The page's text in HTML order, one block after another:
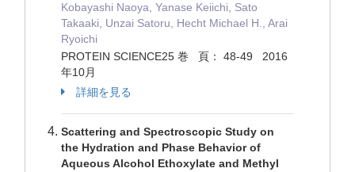
Kobayashi Naoya, Yanase Keiichi, Sato
Takaaki, Unzai Satoru, Hecht Michael H., Arai
Ryoichi
PROTEIN SCIENCE25 巻 頁： 48-49 2016
年10月
詳細を見る
Scattering and Spectroscopic Study on
the Hydration and Phase Behavior of
Aqueous Alcohol Ethoxylate and Methyl